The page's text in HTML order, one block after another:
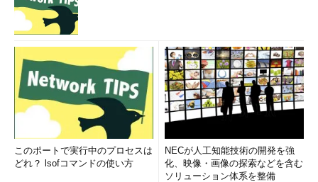
このポートで実行中のプロセスは
どれ？ lsofコマンドの使い方
NECが人工知能技術の開発を強
化、映像・画像の探索などを含む
ソリューション体系を整備